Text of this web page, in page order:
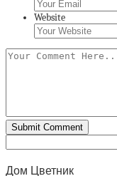
Website
Дом Цветник